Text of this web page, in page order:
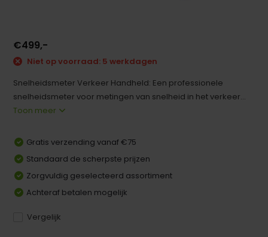
€499,-
Niet op voorraad: 5 werkdagen
Snelheidsmeter Verkeer Handheld: Een professionele
snelheidsmeter voor metingen van snelheid in het verkeer...
Toon meer
Gratis verzending vanaf €75
Standaard de scherpste prijzen
Zorgvuldig geselecteerd assortiment
Achteraf betalen mogelijk
Vergelijk